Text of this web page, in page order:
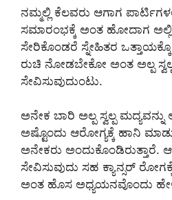
ನಮ್ಮಲ್ಲಿ ಕೆಲವರು ಆಗಾಗ
ಸಮಾರಂಭಕ್ಕೆ ಅಂತ ಹೋದಾಗ ಅಲ್ಲಿ
ಸೇರಿಕೊಂಡರೆ ಸ್ನೇಹಿತರ
ರುಚಿ ನೋಡಬೇಕೋ ಅಂತ ಅಲ್ಪ
ಸೇವಿಸುವುದುಂಟು.
ಅನೇಕ ಬಾರಿ ಅಲ್ಪ ಸ್ವಲ್ಪ ಮದ್ಯವನ್ನು
ಅಷ್ಟೊಂದು ಆರೋಗ್ಯಕ್ಕೆ ಹಾನಿ
ಅನೇಕರು ಅಂದುಕೊಂಡಿರುತ್ತಾರೆ.
ಸೇವಿಸುವುದು ಸಹ ಕ್ಯಾನ್ಸರ್
ಅಂತ ಹೊಸ ಅಧ್ಯಯನವೊಂದು